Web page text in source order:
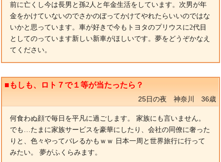
前に亡くし今は長男と孫2人と年金生活をしています。次男が年
金をかけていないのでさかのぼってかけてやれたらいいのではな
いかと思っています。車が好きで今もトヨタのプリウスに2代目
としてのっています新しい新車がほしいです。夢をどうぞかなえ
てください。
■もしも、ロト７で１等が当たったら？
25日の夜 神奈川 36歳
何食わぬ顔で毎日を平凡に過ごします。 家族にも言いません。
でも…たまに家族サービスを豪華にしたり、会社の同僚に奢った
りと、色々やってバレるかもｗｗ 日本一周と世界旅行に行って
みたい。 夢がふくらみます。